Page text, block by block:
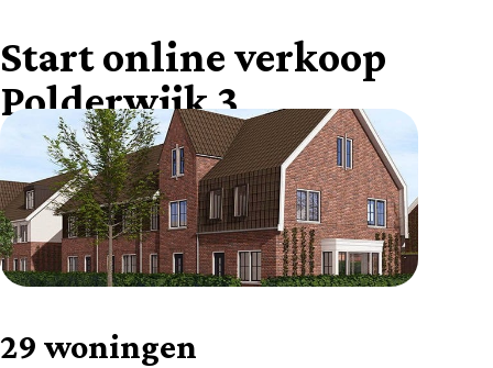
Start online verkoop
Polderwijk 3
14 januari 2026
29 woningen